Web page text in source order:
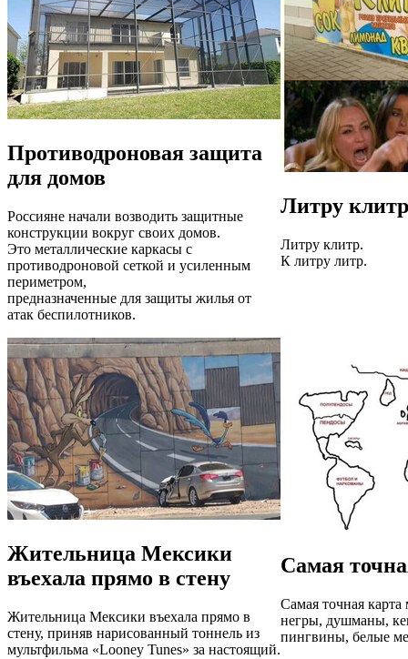
Противодроновая защита
для домов
Россияне начали возводить защитные
конструкции вокруг своих домов.
Это металлические каркасы с
противодроновой сеткой и усиленным
периметром,
предназначенные для защиты жилья от
атак беспилотников.
Литру клитр
Литру клитр.
К литру литр.
Жительница Мексики
въехала прямо в стену
Жительница Мексики въехала прямо в
стену, приняв нарисованный тоннель из
мультфильма «Looney Tunes» за настоящий.
Самая
Самая точная
негры, душманы,
пингвины, белые